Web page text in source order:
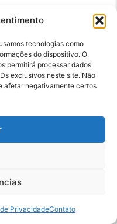
tecnologias como
do dispositivo. O
permitirá processar dados
exclusivos neste site. Não
afetar negativamente certos
PrivacidadeContato